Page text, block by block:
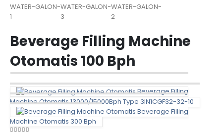
Beverage Filling Machine
Otomatis 100 Bph
Beverage Filling
Machine Otomatis 13000/15000Bph Type 3IN1CGF32-32-10
Beverage Filling
Machine Otomatis 300 Bph